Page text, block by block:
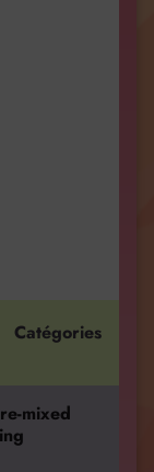
Catégories
mixed